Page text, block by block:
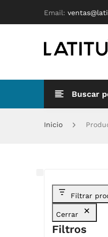
Email:
Buscar
Inicio
Filtrar
Cerrar
Filtros